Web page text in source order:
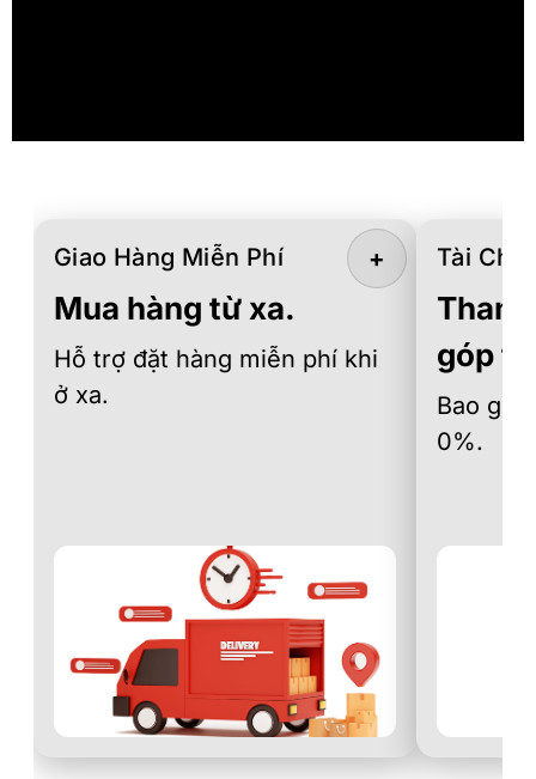
Giao Hàng Miễn Phí
Mua hàng từ xa.
Hỗ trợ đặt hàng miễn phí khi
ở xa.
+ Tài
góp
Bao
0%.